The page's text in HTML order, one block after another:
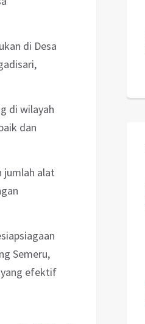
di Desa
di wilayah
dan
jumlah alat
Semeru,
yang efektif